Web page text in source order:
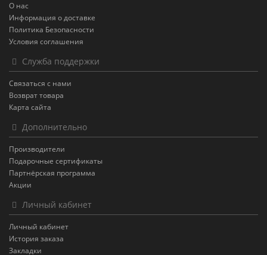
О нас
Информация о доставке
Политика Безопасности
Условия соглашения
Служба поддержки
Связаться с нами
Возврат товара
Карта сайта
Дополнительно
Производители
Подарочные сертификаты
Партнёрская программа
Акции
Личный кабинет
Личный кабинет
История заказа
Закладки